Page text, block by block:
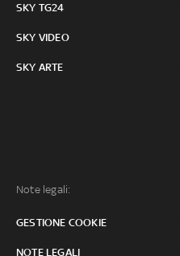
SKY TG24
SKY VIDEO
SKY ARTE
Note legali:
GESTIONE COOKIE
NOTE LEGALI